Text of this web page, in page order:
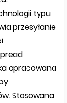
typu
przesyłanie
opracowana
Stosowana